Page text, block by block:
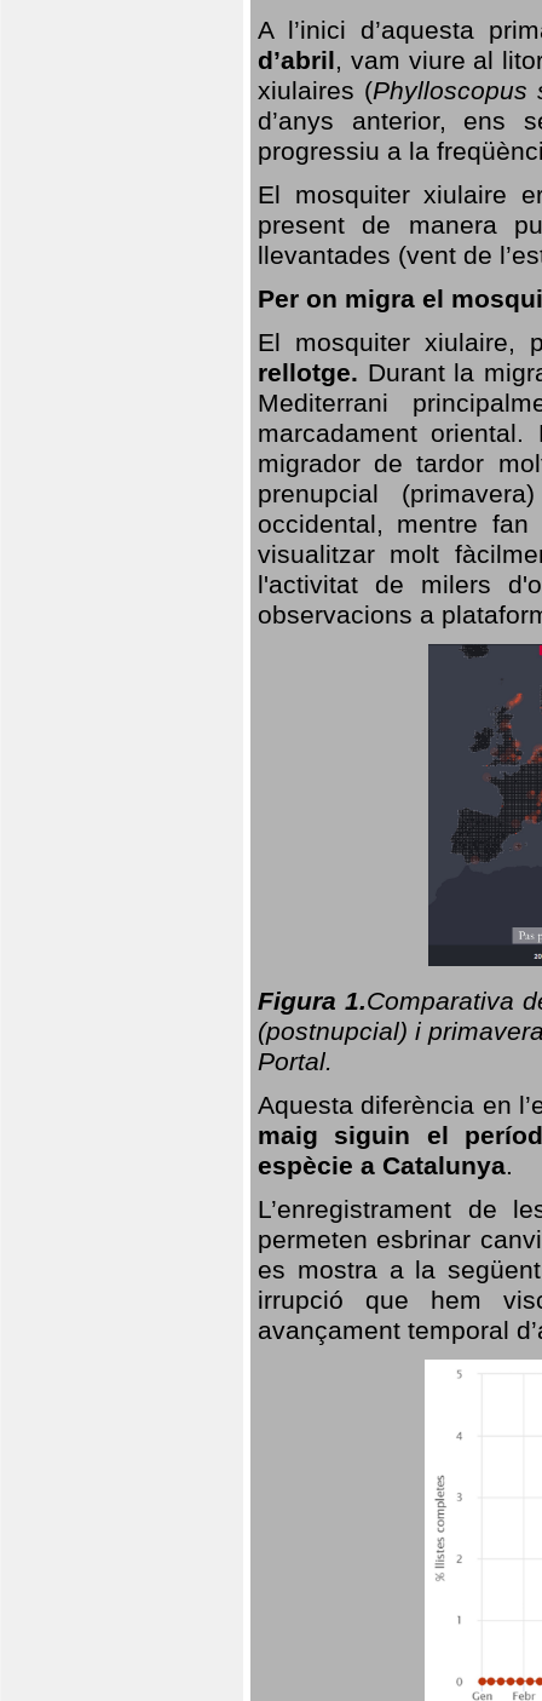
A l’inici d’aquesta
d’abril, vam viure al
xiulaires (Phylloscopus
d’anys anterior, ens
progressiu a la
El mosquiter xiulaire
present de manera
llevantades (vent de
Per on migra el
El mosquiter xiulaire,
rellotge. Durant la
Mediterrani
marcadament
migrador de tardor
prenupcial
occidental, mentre
visualitzar molt
l'activitat de milers
observacions a
Figura 1.Comparativa
(postnupcial) i
Portal.
Aquesta diferència en
maig siguin el
espècie a Catalunya.
L’enregistrament de
permeten esbrinar
es mostra a la
irrupció que hem
avançament temporal